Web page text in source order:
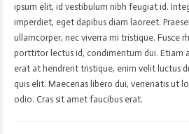
ipsum elit, id vestibulum nibh feugiat id.
imperdiet, eget dapibus diam laoreet.
ullamcorper, nec viverra mi tristique. Fusce
porttitor lectus id, condimentum dui. Etiam
erat at hendrerit tristique, enim velit luctus
quis elit. Maecenas libero dui, venenatis ut
odio. Cras sit amet faucibus erat.